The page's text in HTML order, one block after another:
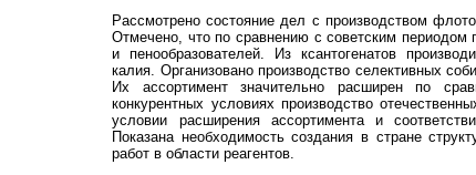
Рассмотрено состояние дел с производством
Отмечено, что по сравнению с советским периодом
и пенообразователей. Из ксантогенатов
калия. Организовано производство селективных
Их ассортимент значительно расширен по
конкурентных условиях производство
условии расширения ассортимента и
Показана необходимость создания в стране
работ в области реагентов.